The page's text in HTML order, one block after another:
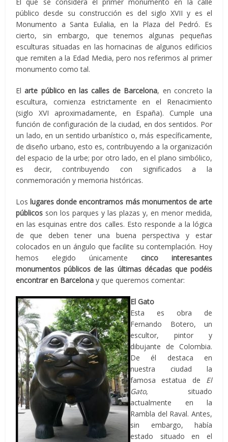
público desde su construcción es del siglo XVII y es el
Monumento a Santa Eulalia, en la Plaza del Pedró. Es
cierto, sin embargo, que tenemos algunas pequeñas
esculturas situadas en las hornacinas de algunos edificios
que remiten a la Edad Media, pero nos referimos al primer
monumento como tal.
Elarte público en las calles de Barcelona, en concreto la
escultura, comienza estrictamente en el Renacimiento
(siglo XVI aproximadamente, en España). Cumple una
función de configuración de la ciudad, en dos sentidos. Por
un lado, en un sentido urbanístico o, más específicamente,
de diseño urbano, esto es, contribuyendo a la organización
del espacio de la urbe; por otro lado, en el plano simbólico,
es decir, contribuyendo con significados a la
conmemoración y memoria históricas.
Los lugares donde encontramos más monumentos de arte
públicos son los parques y las plazas y, en menor medida,
en las esquinas entre dos calles. Esto responde a la lógica
de que deben tener una buena perspectiva y estar
colocados en un ángulo que facilite su contemplación. Hoy
hemos elegido únicamente cinco interesantes
monumentos públicos de las últimas décadas que podéis
encontrar en Barcelona y que queremos comentar:
El Gato
Esta es obra de
Fernando Botero, un
escultor, pintor y
dibujante de Colombia.
De él destaca en
nuestra ciudad la
famosa estatua de El
Gato, situado
actualmente en la
Rambla del Raval. Antes,
sin embargo, había
estado situado en el